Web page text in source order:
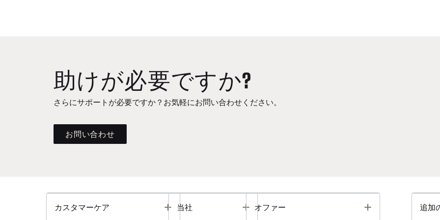
助けが必要ですか?
さらにサポートが必要ですか？お気軽にお問い合わせください。
お問い合わせ
カスタマーケア Toggle
当社 Toggle
オファー Toggle 追加